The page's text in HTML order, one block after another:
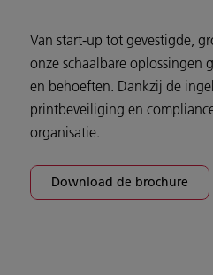
Van start-up tot gevestigde,
onze schaalbare oplossingen
en behoeften. Dankzij de
printbeveiliging en
organisatie.
Download de brochure